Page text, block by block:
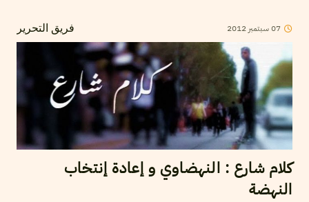
فريق التحرير 07سبتمبر 2012
كلام شارع : النهضاوي و إعادة إنتخاب
النهضة